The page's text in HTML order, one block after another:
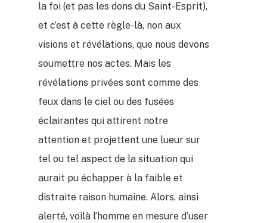
la foi (et pas les dons du Saint-Esprit),
et c’est à cette règle-là, non aux
visions et révélations, que nous devons
soumettre nos actes. Mais les
révélations privées sont comme des
feux dans le ciel ou des fusées
éclairantes qui attirent notre
attention et projettent une lueur sur
tel ou tel aspect de la situation qui
aurait pu échapper à la faible et
distraite raison humaine. Alors, ainsi
alerté, voilà l’homme en mesure d’user